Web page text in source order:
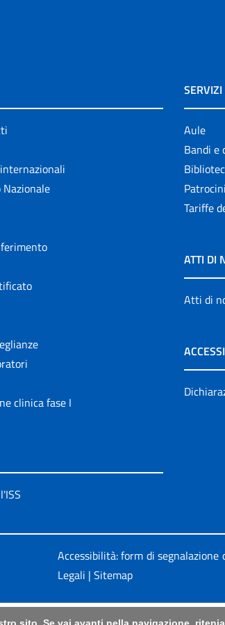
clinica fase I
SERVIZI
Aule
Bandi e
Patrocini
Tariffe
ATTI DI
Atti di
Accessibilità: form di
Legali | Sitemap